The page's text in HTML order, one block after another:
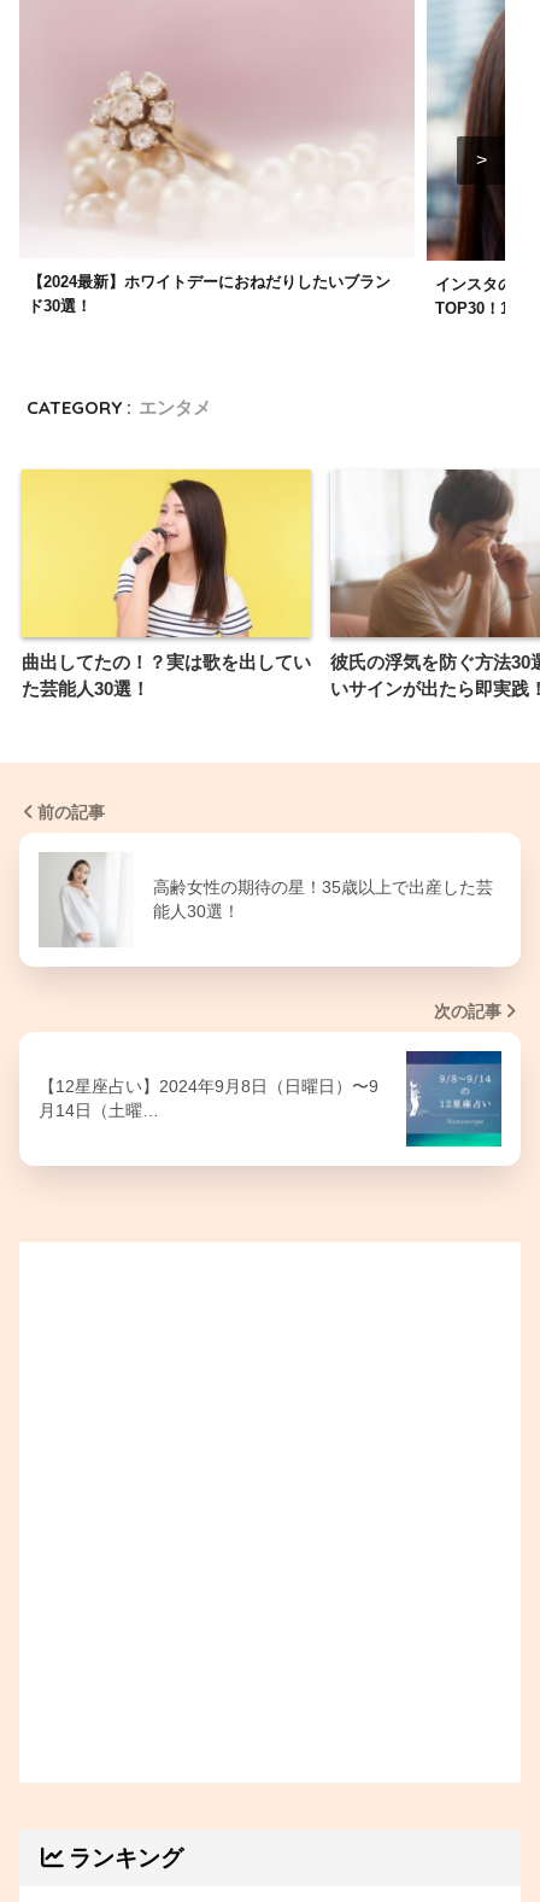
【2024最新】ホワイトデーにおねだりしたいブラン
ド30選！
インスタのフ
TOP30！1位
CATEGORY : エンタメ
曲出してたの！？実は歌を出してい
た芸能人30選！
彼氏の浮気を防ぐ方法30
いサインが出たら即実践
前の記事
高齢女性の期待の星！35歳以上で出産した芸
能人30選！
次の記事
【12星座占い】2024年9月8日（日曜日）〜9
月14日（土曜…
ランキング